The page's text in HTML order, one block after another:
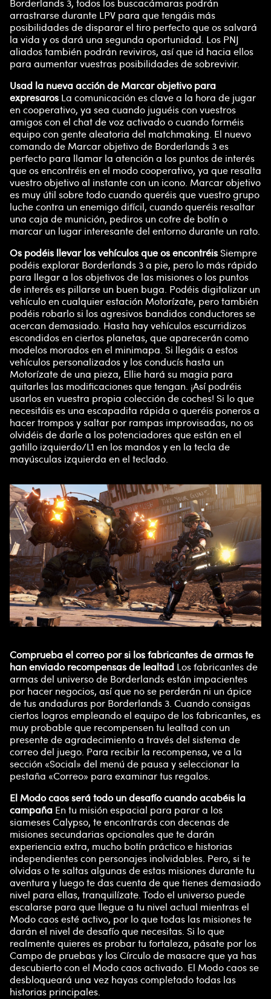
Borderlands 3, todos los buscacámaras podrán
arrastrarse durante LPV para que tengáis más
posibilidades de disparar el tiro perfecto que os salvará
la vida y os dará una segunda oportunidad. Los PNJ
aliados también podrán reviviros, así que id hacia ellos
para aumentar vuestras posibilidades de sobrevivir.
Usad la nueva acción de Marcar objetivo para
expresaros La comunicación es clave a la hora de jugar
en cooperativo, ya sea cuando juguéis con vuestros
amigos con el chat de voz activado o cuando forméis
equipo con gente aleatoria del matchmaking. El nuevo
comando de Marcar objetivo de Borderlands 3 es
perfecto para llamar la atención a los puntos de interés
que os encontréis en el modo cooperativo, ya que resalta
vuestro objetivo al instante con un icono. Marcar objetivo
es muy útil sobre todo cuando queréis que vuestro grupo
luche contra un enemigo difícil, cuando queréis resaltar
una caja de munición, pediros un cofre de botín o
marcar un lugar interesante del entorno durante un rato.
Os podéis llevar los vehículos que os encontréisSiempre
podéis explorar Borderlands 3 a pie, pero lo más rápido
para llegar a los objetivos de las misiones o los puntos
de interés es pillarse un buen buga. Podéis digitalizar un
vehículo en cualquier estación Motorízate, pero también
podéis robarlo si los agresivos bandidos conductores se
acercan demasiado. Hasta hay vehículos escurridizos
escondidos en ciertos planetas, que aparecerán como
modelos morados en el minimapa. Si llegáis a estos
vehículos personalizados y los conducís hasta un
Motorízate de una pieza, Ellie hará su magia para
quitarles las modificaciones que tengan. ¡Así podréis
usarlos en vuestra propia colección de coches! Si lo que
necesitáis es una escapadita rápida o queréis poneros a
hacer trompos y saltar por rampas improvisadas, no os
olvidéis de darle a los potenciadores que están en el
gatillo izquierdo/L1 en los mandos y en la tecla de
mayúsculas izquierda en el teclado.
Comprueba el correo por si los fabricantes de armas te
han enviado recompensas de lealtad Los fabricantes de
armas del universo de Borderlands están impacientes
por hacer negocios, así que no se perderán ni un ápice
de tus andaduras por Borderlands 3. Cuando consigas
ciertos logros empleando el equipo de los fabricantes, es
muy probable que recompensen tu lealtad con un
presente de agradecimiento a través del sistema de
correo del juego. Para recibir la recompensa, ve a la
sección «Social» del menú de pausa y seleccionar la
pestaña «Correo» para examinar tus regalos.
El Modo caos será todo un desafío cuando acabéis la
campaña En tu misión espacial para parar a los
siameses Calypso, te encontrarás con decenas de
misiones secundarias opcionales que te darán
experiencia extra, mucho botín práctico e historias
independientes con personajes inolvidables. Pero, si te
olvidas o te saltas algunas de estas misiones durante tu
aventura y luego te das cuenta de que tienes demasiado
nivel para ellas, tranquilízate. Todo el universo puede
escalarse para que llegue a tu nivel actual mientras el
Modo caos esté activo, por lo que todas las misiones te
darán el nivel de desafío que necesitas. Si lo que
realmente quieres es probar tu fortaleza, pásate por los
Campo de pruebas y los Círculo de masacre que ya has
descubierto con el Modo caos activado. El Modo caos se
desbloqueará una vez hayas completado todas las
historias principales.